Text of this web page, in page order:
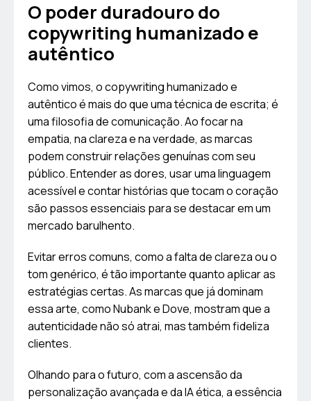
O poder duradouro do
copywriting humanizado e
autêntico
Como vimos, o copywriting humanizado e
autêntico é mais do que uma técnica de escrita; é
uma filosofia de comunicação. Ao focar na
empatia, na clareza e na verdade, as marcas
podem construir relações genuínas com seu
público. Entender as dores, usar uma linguagem
acessível e contar histórias que tocam o coração
são passos essenciais para se destacar em um
mercado barulhento.
Evitar erros comuns, como a falta de clareza ou o
tom genérico, é tão importante quanto aplicar as
estratégias certas. As marcas que já dominam
essa arte, como Nubank e Dove, mostram que a
autenticidade não só atrai, mas também fideliza
clientes.
Olhando para o futuro, com a ascensão da
personalização avançada e da IA ética, a essência